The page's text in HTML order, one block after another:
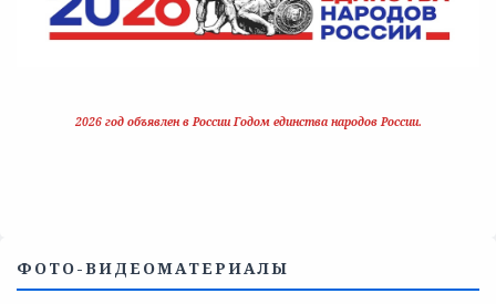
2026 год объявлен в России Годом единства народов России.
ФОТО-ВИДЕОМАТЕРИАЛЫ